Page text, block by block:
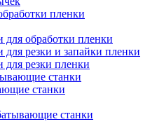
пленки
для обработки пленки
для резки и запайки пленки
для резки пленки
станки
станки
станки